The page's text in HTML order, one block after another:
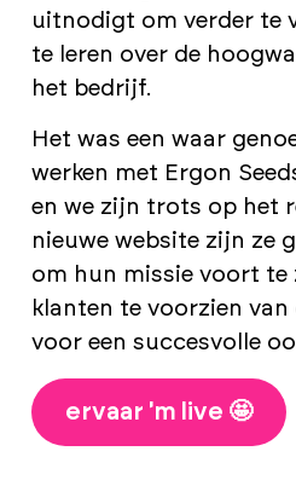
uitnodigt om verder te
te leren over de
het bedrijf.
Het was een waar
werken met Ergon
en we zijn trots op het
nieuwe website zijn ze
om hun missie voort te
klanten te voorzien van
voor een succesvolle
ervaar 'm live 🤩